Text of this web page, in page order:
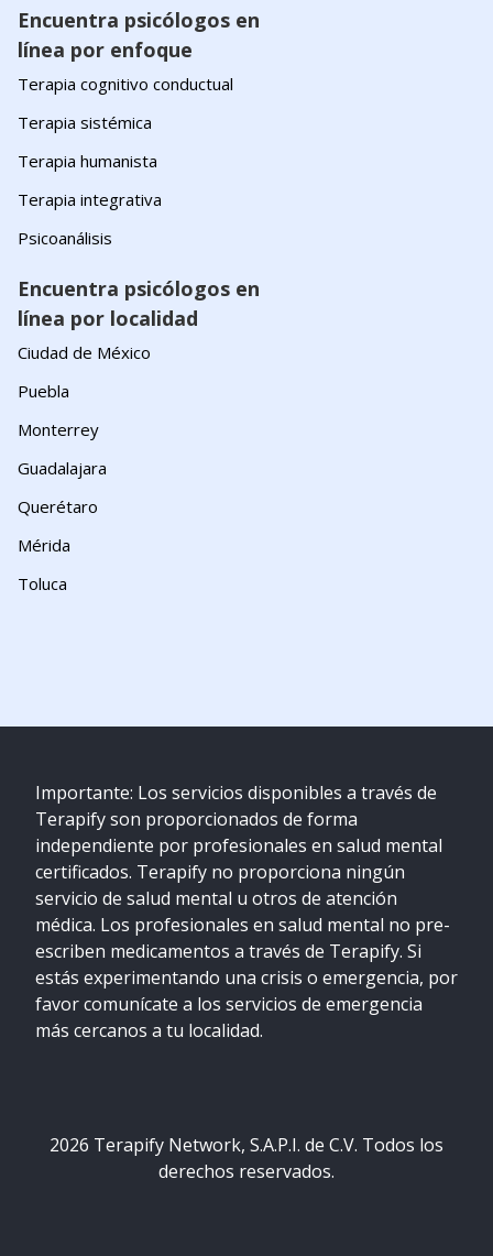
Encuentra psicólogos en
línea por enfoque
Terapia cognitivo conductual
Terapia sistémica
Terapia humanista
Terapia integrativa
Psicoanálisis
Encuentra psicólogos en
línea por localidad
Ciudad de México
Puebla
Monterrey
Guadalajara
Querétaro
Mérida
Toluca
Importante: Los servicios disponibles a través de
Terapify son proporcionados de forma
independiente por profesionales en salud mental
certificados. Terapify no proporciona ningún
servicio de salud mental u otros de atención
médica. Los profesionales en salud mental no pre-
escriben medicamentos a través de Terapify. Si
estás experimentando una crisis o emergencia, por
favor comunícate a los servicios de emergencia
más cercanos a tu localidad.
2026 Terapify Network, S.A.P.I. de C.V. Todos los
derechos reservados.